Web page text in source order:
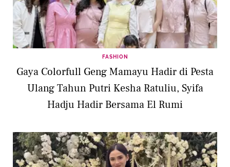
FASHION
Gaya Colorfull Geng Mamayu Hadir di Pesta
Ulang Tahun Putri Kesha Ratuliu, Syifa
Hadju Hadir Bersama El Rumi